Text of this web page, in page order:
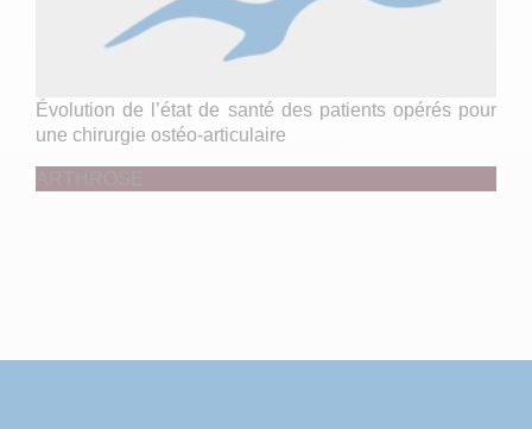
Évolution de l’état de santé des patients opérés pour
une chirurgie ostéo-articulaire